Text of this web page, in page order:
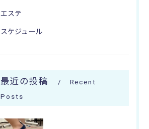
エステ
スケジュール
最近の投稿
Recent
Posts